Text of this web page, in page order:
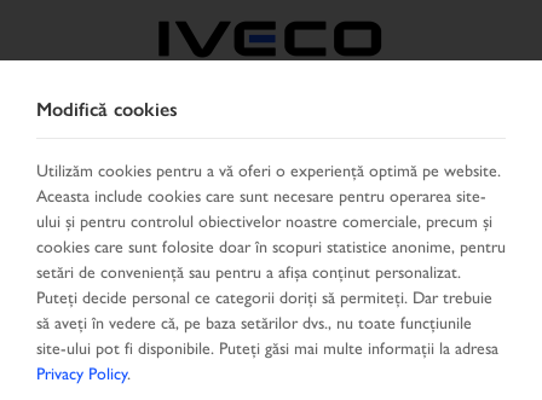
ROMÂNIA
SELECTEAZĂ ŢARA SCHIMBĂ LIMBA
Toggle
navigation
MENU
Modifică cookies
Utilizăm cookies pentru a vă oferi o experiență optimă pe website.
Aceasta include cookies care sunt necesare pentru operarea site-
ului și pentru controlul obiectivelor noastre comerciale, precum și
cookies care sunt folosite doar în scopuri statistice anonime, pentru
setări de conveniență sau pentru a afișa conținut personalizat.
Puteți decide personal ce categorii doriți să permiteți. Dar trebuie
să aveți în vedere că, pe baza setărilor dvs., nu toate funcțiunile
site-ului pot fi disponibile. Puteți găsi mai multe informații la adresa
Privacy Policy.